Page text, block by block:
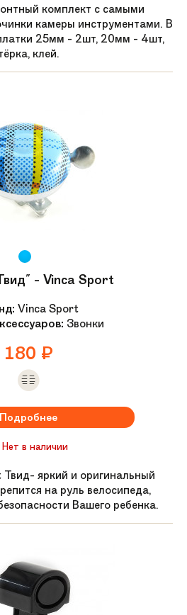
комплект с самыми
камеры инструментами. В
25мм - 2шт, 20мм - 4шт,
клей.
- Vinca Sport
Vinca Sport
Звонки
180 ₽
Подробнее
Нет в наличии
яркий и оригинальный
на руль велосипеда,
Вашего ребенка.